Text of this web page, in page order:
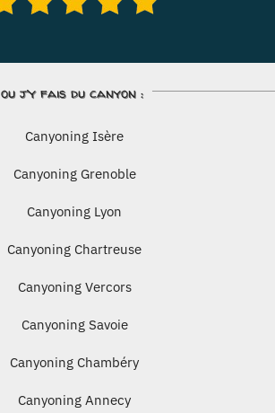
ou j’y fais du canyon :
Canyoning Isère
Canyoning Grenoble
Canyoning Lyon
Canyoning Chartreuse
Canyoning Vercors
Canyoning Savoie
Canyoning Chambéry
Canyoning Annecy